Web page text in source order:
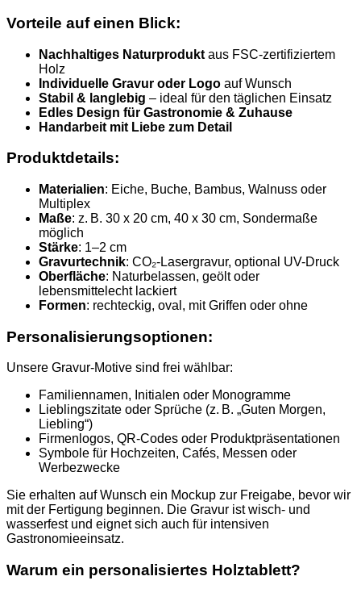
Vorteile auf einen Blick:
Nachhaltiges Naturprodukt aus FSC-zertifiziertem
Holz
Individuelle Gravur oder Logo auf Wunsch
Stabil & langlebig – ideal für den täglichen Einsatz
Edles Design für Gastronomie & Zuhause
Handarbeit mit Liebe zum Detail
Produktdetails:
Materialien: Eiche, Buche, Bambus, Walnuss oder
Multiplex
Maße: z. B. 30 x 20 cm, 40 x 30 cm, Sondermaße
möglich
Stärke: 1–2 cm
Gravurtechnik: CO₂-Lasergravur, optional UV-Druck
Oberfläche: Naturbelassen, geölt oder
lebensmittelecht lackiert
Formen: rechteckig, oval, mit Griffen oder ohne
Personalisierungsoptionen:
Unsere Gravur-Motive sind frei wählbar:
Familiennamen, Initialen oder Monogramme
Lieblingszitate oder Sprüche (z. B. „Guten Morgen,
Liebling“)
Firmenlogos, QR-Codes oder Produktpräsentationen
Symbole für Hochzeiten, Cafés, Messen oder
Werbezwecke
Sie erhalten auf Wunsch ein Mockup zur Freigabe, bevor wir
mit der Fertigung beginnen. Die Gravur ist wisch- und
wasserfest und eignet sich auch für intensiven
Gastronomieeinsatz.
Warum ein personalisiertes Holztablett?